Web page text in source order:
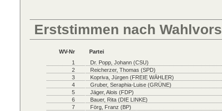
Erststimmen nach
WV-Nr
Partei
1
Dr. Popp, Johann (CSU)
2
Reicherzer, Thomas (SPD)
3
Kopriva, Jürgen (FREIE WÄHLER)
4
Gruber, Seraphia-Luise (GRÜNE)
5
Jäger, Alois (FDP)
6
Bauer, Rita (DIE LINKE)
7
Förg, Franz (BP)